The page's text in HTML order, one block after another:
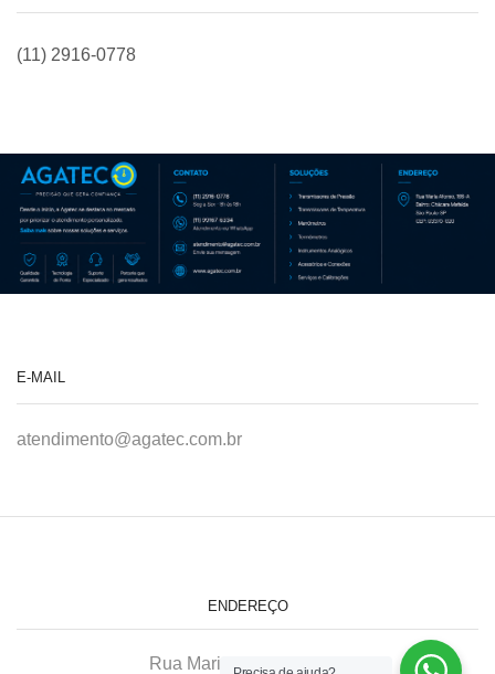
(11) 2916-0778
E-MAIL
atendimento@agatec.com.br
ENDEREÇO
Rua Maria Afonso, 166-A